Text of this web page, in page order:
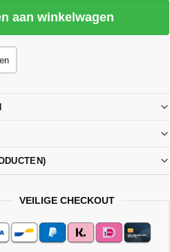
aan winkelwagen
VEILIGE CHECKOUT